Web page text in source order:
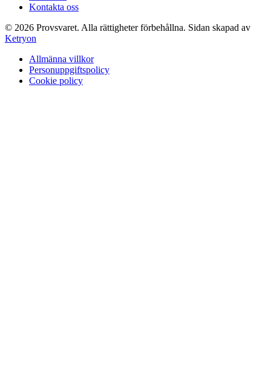
Kontakta oss
© 2026 Provsvaret. Alla rättigheter förbehållna. Sidan skapad av
Ketryon
Allmänna villkor
Personuppgiftspolicy
Cookie policy